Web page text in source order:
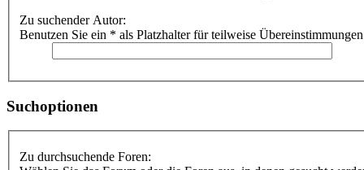
Zu suchender Autor:
Benutzen Sie ein * als Platzhalter für teilweise
Suchoptionen
Zu durchsuchende Foren: